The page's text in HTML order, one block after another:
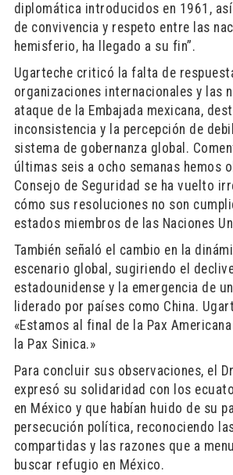
diplomática introducidos en 1961,
de convivencia y respeto entre las
hemisferio, ha llegado a su fin”.
Ugarteche criticó la falta de
organizaciones internacionales y las
ataque de la Embajada mexicana,
inconsistencia y la percepción de
sistema de gobernanza global.
últimas seis a ocho semanas hemos
Consejo de Seguridad se ha vuelto
cómo sus resoluciones no son
estados miembros de las Naciones
También señaló el cambio en la
escenario global, sugiriendo el
estadounidense y la emergencia de
liderado por países como China.
«Estamos al final de la Pax
la Pax Sinica.»
Para concluir sus observaciones, el
expresó su solidaridad con los
en México y que habían huido de su
persecución política, reconociendo
compartidas y las razones que a
buscar refugio en México.